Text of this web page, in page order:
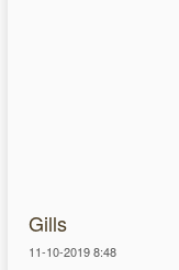
Gills
11-10-2019 8:48